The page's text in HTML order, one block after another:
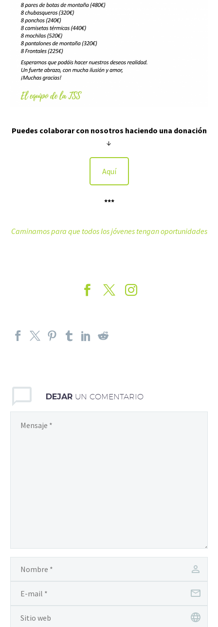
Puedes colaborar con nosotros haciendo una donación
↓
Aquí
***
Caminamos para que todos los jóvenes tengan oportunidades
DEJAR UN COMENTARIO